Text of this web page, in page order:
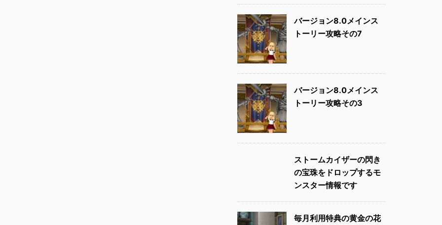
バージョン8.0メインス
トーリー攻略その7
バージョン8.0メインス
トーリー攻略その3
ストームカイザーの閃き
の宝珠をドロップするモ
ンスター情報です
毎月利用特典の黄金の花